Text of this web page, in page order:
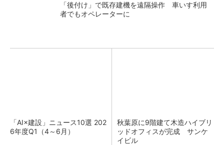
「後付け」で既存建機を遠隔操作 車いす利用
者でもオペレーターに
「AI×建設」ニュース10選 202
6年度Q1（4～6月）
秋葉原に9階建て木造ハイブリ
ッドオフィスが完成 サンケ
イビル